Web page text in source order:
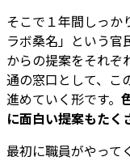
そこで１年間しっか
ラボ桑名」という官
からの提案をそれぞ
通の窓口として、こ
進めていく形です。
に面白い提案もたく
最初に職員がやって